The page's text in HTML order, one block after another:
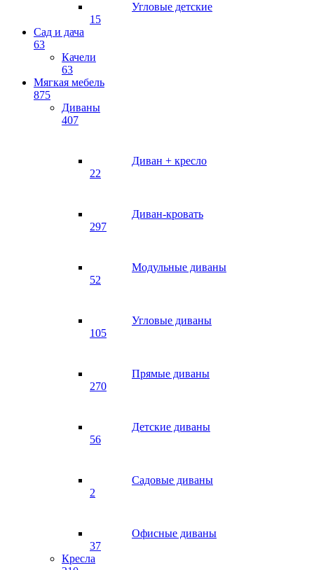
Угловые детские
15
Сад и дача
63
Качели
63
Мягкая мебель
875
Диваны
407
Диван + кресло
22
Диван-кровать
297
Модульные диваны
52
Угловые диваны
105
Прямые диваны
270
Детские диваны
56
Садовые диваны
2
Офисные диваны
37
Кресла